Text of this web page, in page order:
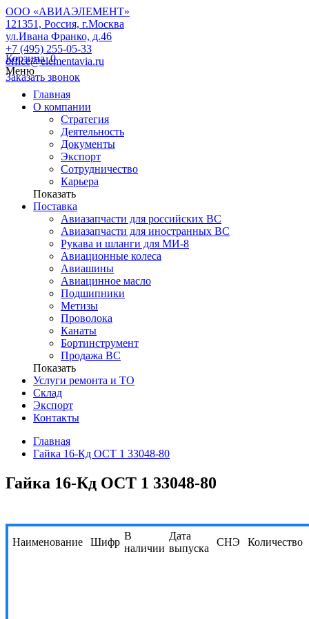
ООО «АВИАЭЛЕМЕНТ»
121351, Россия, г.Москва
ул.Ивана Франко, д.46
+7 (495) 255-05-33
office@elementavia.ru
Заказать звонок
Корзина0
Меню
Главная
О компании
Стратегия
Деятельность
Документы
Экспорт
Сотрудничество
Карьера
Показать
Поставка
Авиазапчасти для российских ВС
Авиазапчасти для иностранных ВС
Рукава и шланги для МИ-8
Авиационные колеса
Авиашины
Авиацинное масло
Подшипники
Метизы
Проволока
Канаты
Бортинструмент
Продажа ВС
Показать
Услуги ремонта и ТО
Склад
Экспорт
Контакты
Главная
Гайка 16-Кд ОСТ 1 33048-80
Гайка 16-Кд ОСТ 1 33048-80
Наименование Шифр
В
наличии
Дата
выпуска
СНЭ Количество